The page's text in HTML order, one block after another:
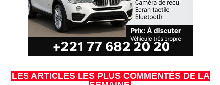
LES ARTICLES LES PLUS COMMENTÉS DE LA